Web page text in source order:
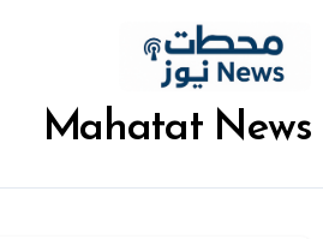
المحتوى
Mahatat News